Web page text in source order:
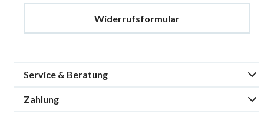
Widerrufsformular
Service & Beratung
Zahlung